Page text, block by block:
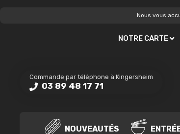
Nous vous
NOTRE CARTE
Commande par téléphone à Kingersheim
03 89 48 17 71
NOUVEAUTÉS